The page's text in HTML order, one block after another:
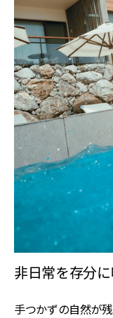
非日常を存分
手つかずの自然が